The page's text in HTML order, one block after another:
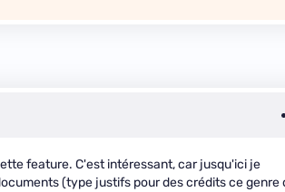
feature. C'est intéressant, car jusqu'ici je
(type justifs pour des crédits ce genre